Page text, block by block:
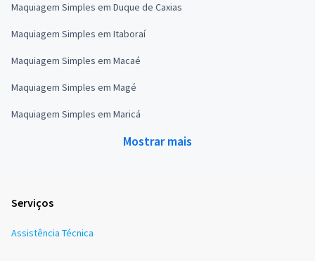
Maquiagem Simples em Duque de Caxias
Maquiagem Simples em Itaboraí
Maquiagem Simples em Macaé
Maquiagem Simples em Magé
Maquiagem Simples em Maricá
Mostrar mais
Serviços
Assistência Técnica